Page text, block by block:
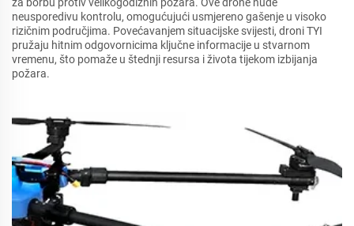
neusporedivu kontrolu, omogućujući usmjereno gašenje u visoko
rizičnim područjima. Povećavanjem situacijske svijesti, droni TYI
pružaju hitnim odgovornicima ključne informacije u stvarnom
vremenu, što pomaže u štednji resursa i života tijekom izbijanja
požara.